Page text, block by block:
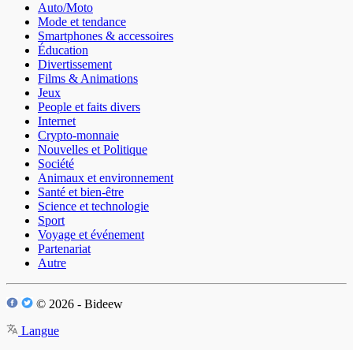
Auto/Moto
Mode et tendance
Smartphones & accessoires
Éducation
Divertissement
Films & Animations
Jeux
People et faits divers
Internet
Crypto-monnaie
Nouvelles et Politique
Société
Animaux et environnement
Santé et bien-être
Science et technologie
Sport
Voyage et événement
Partenariat
Autre
© 2026 - Bideew
Langue